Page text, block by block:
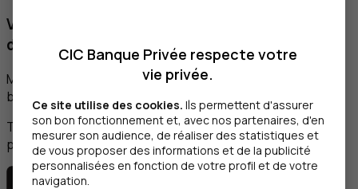
Votre service client est également disponible
depuis votre
smartphone
Même en rendez-vous avec votre conseiller, vous
bénéficiez de l’assistance d’un traducteur
Téléchargez l’applicationDeafiLineMobile sur la
plateforme adaptée à votresmartphone:
CIC Banque Privée respecte votre
vie privée.
Ce site utilise des cookies. Ils permettent d'assurer
son bon fonctionnement et, avec nos partenaires, d'en
mesurer son audience, de réaliser des statistiques et
de vous proposer des informations et de la publicité
personnalisées en fonction de votre profil et de votre
navigation.